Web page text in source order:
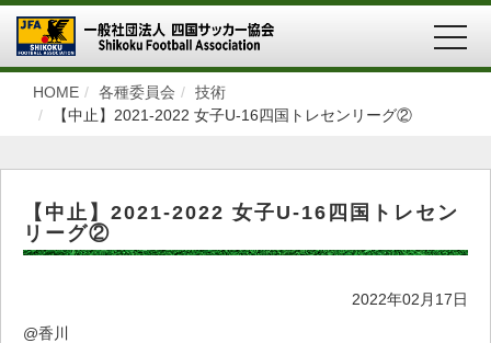
HOME 各種委員会
技術
【中止】2021-2022 女子U-16四国トレセンリーグ②
【中止】2021-2022 女子U-16四国トレセン
リーグ②
2022年02月17日
@香川